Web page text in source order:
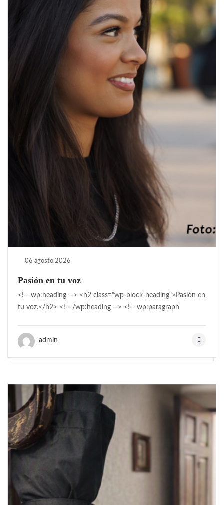
06 agosto 2026
Pasión en tu voz
<!-- wp:heading --> <h2 class="wp-block-heading">Pasión en
tu voz.</h2> <!-- /wp:heading --> <!-- wp:paragraph
admin